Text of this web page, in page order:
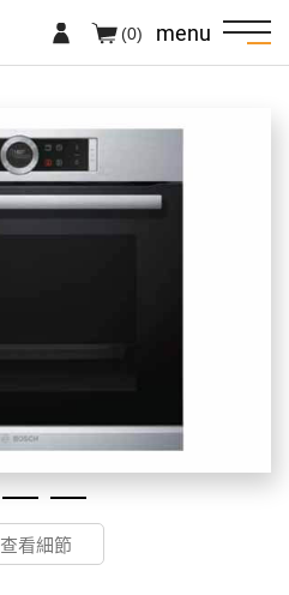
menu
(0)
查看細節